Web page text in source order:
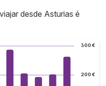
desde Asturias é
200 €
300 €